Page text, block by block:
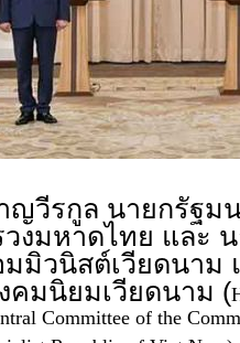
วีรกูล นายกรัฐม
งมหาดไทย และ
มิวนิสต์เวียดนาม
คมนิยมเวียดนาม (
Committee of the